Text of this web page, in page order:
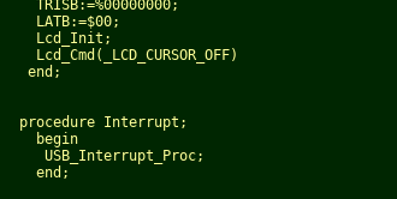
    TRISB:=%00000000;
    LATB:=$00;
    Lcd_Init;
    Lcd_Cmd(_LCD_CURSOR_OFF)
   end;
  procedure Interrupt;
    begin
     USB_Interrupt_Proc;
    end;